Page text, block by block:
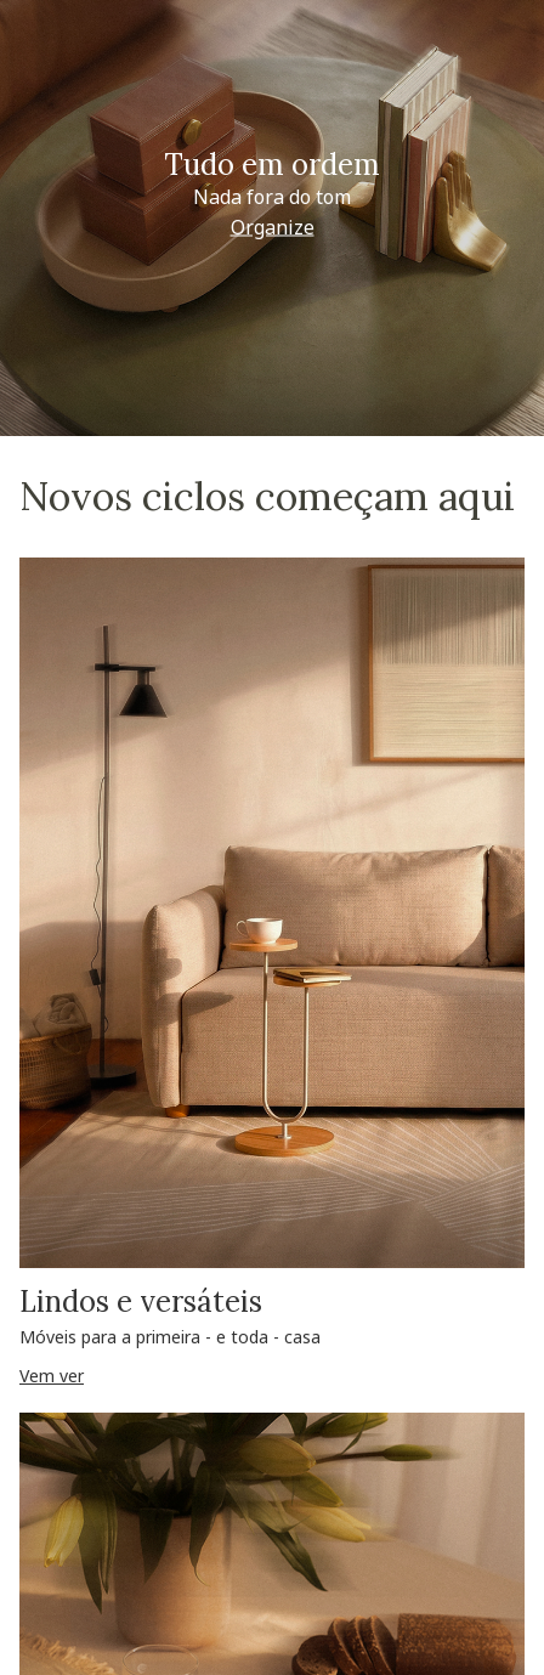
Tudo em ordem
Nada fora do tom
Organize
Novos ciclos começam aqui
Lindos e versáteis
Móveis para a primeira - e toda - casa
Vem ver